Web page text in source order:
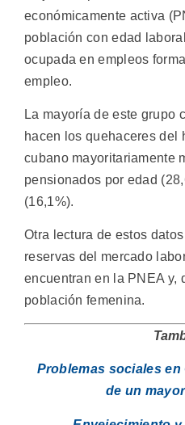
económicamente activa
población con edad
ocupada en empleos
empleo.
La mayoría de este grupo
hacen los quehaceres del
cubano mayoritariamente
pensionados por edad
(16,1%).
Otra lectura de estos
reservas del mercado
encuentran en la PNEA y,
población femenina.
Problemas sociales
de un